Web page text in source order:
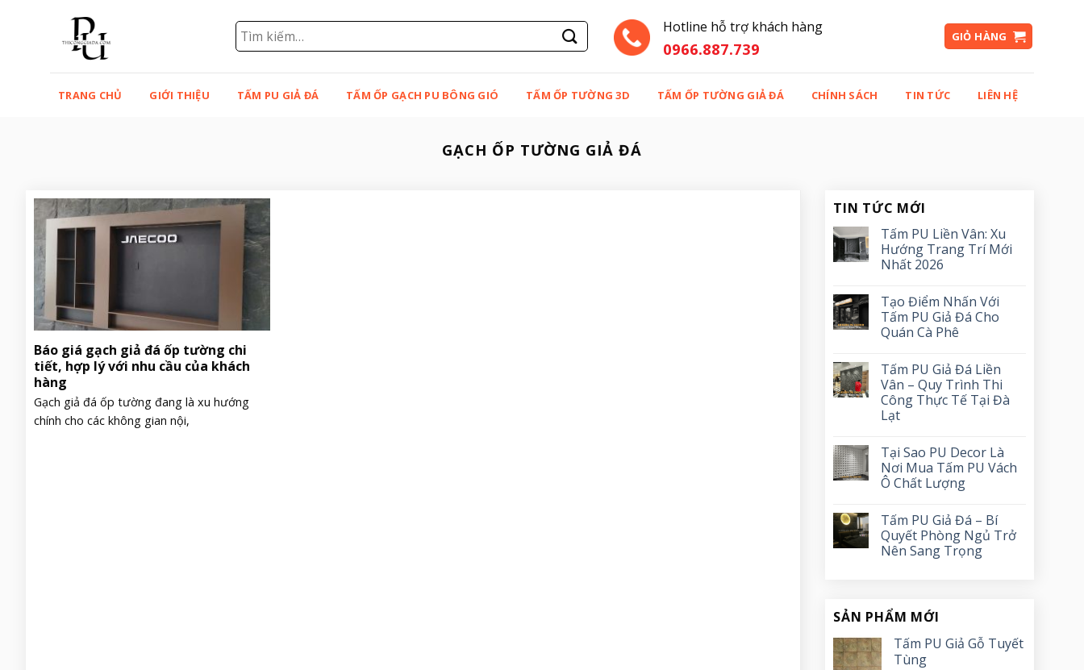
Tìm
kiếm:
Hotline hỗ trợ khách hàng
0966.887.739
GIỎ HÀNG
TRANG CHỦ GIỚI THIỆU TẤM PU GIẢ ĐÁ TẤM ỐP GẠCH PU BÔNG GIÓ TẤM ỐP TƯỜNG 3D TẤM ỐP TƯỜNG GIẢ ĐÁ CHÍNH SÁCH TIN TỨC LIÊN HỆ
GẠCH ỐP TƯỜNG GIẢ ĐÁ
Báo giá gạch giả đá ốp tường chi
tiết, hợp lý với nhu cầu của khách
hàng
Gạch giả đá ốp tường đang là xu hướng
chính cho các không gian nội,
TIN TỨC MỚI
Tấm PU Liền Vân: Xu
Hướng Trang Trí Mới
Nhất 2026
Tạo Điểm Nhấn Với
Tấm PU Giả Đá Cho
Quán Cà Phê
Tấm PU Giả Đá Liền
Vân – Quy Trình Thi
Công Thực Tế Tại Đà
Lạt
Tại Sao PU Decor Là
Nơi Mua Tấm PU Vách
Ô Chất Lượng
Tấm PU Giả Đá – Bí
Quyết Phòng Ngủ Trở
Nên Sang Trọng
SẢN PHẨM MỚI
Tấm PU Giả Gỗ Tuyết
Tùng